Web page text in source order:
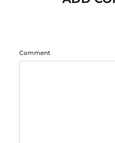
Comment